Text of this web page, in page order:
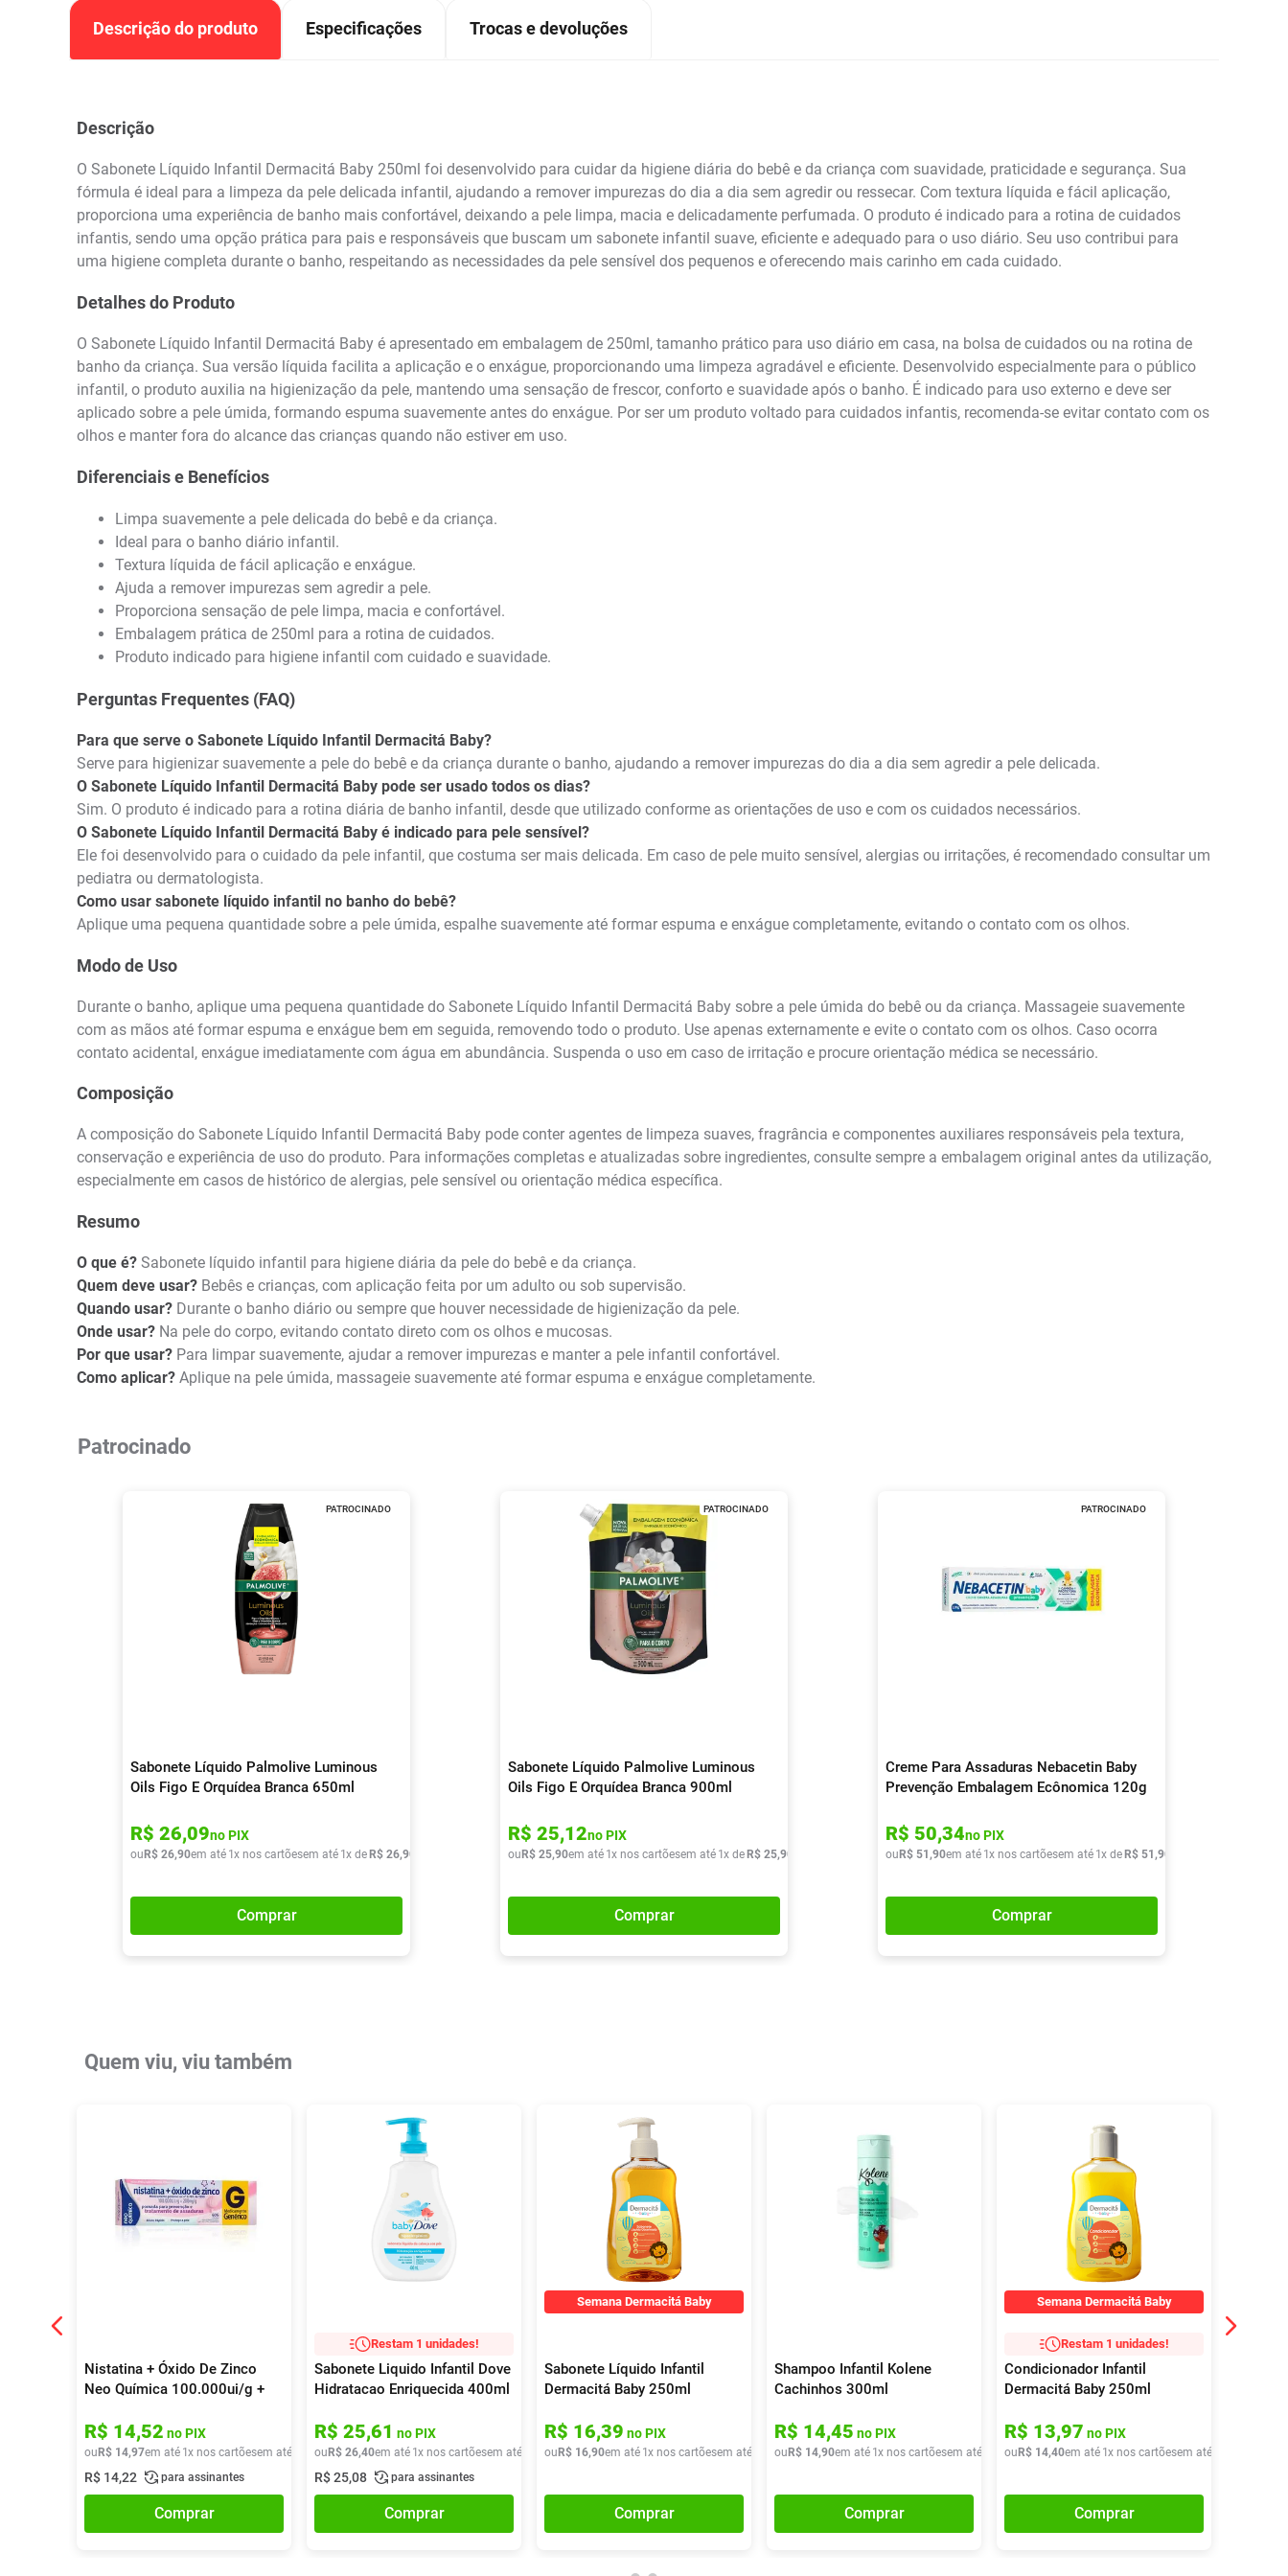
Descrição do produto Especificações Trocas e devoluções
Descrição
O Sabonete Líquido Infantil Dermacitá Baby 250ml foi desenvolvido para cuidar da higiene diária do bebê e da criança com suavidade, praticidade e segurança. Sua
fórmula é ideal para a limpeza da pele delicada infantil, ajudando a remover impurezas do dia a dia sem agredir ou ressecar. Com textura líquida e fácil aplicação,
proporciona uma experiência de banho mais confortável, deixando a pele limpa, macia e delicadamente perfumada. O produto é indicado para a rotina de cuidados
infantis, sendo uma opção prática para pais e responsáveis que buscam um sabonete infantil suave, eficiente e adequado para o uso diário. Seu uso contribui para
uma higiene completa durante o banho, respeitando as necessidades da pele sensível dos pequenos e oferecendo mais carinho em cada cuidado.
Detalhes do Produto
O Sabonete Líquido Infantil Dermacitá Baby é apresentado em embalagem de 250ml, tamanho prático para uso diário em casa, na bolsa de cuidados ou na rotina de
banho da criança. Sua versão líquida facilita a aplicação e o enxágue, proporcionando uma limpeza agradável e eficiente. Desenvolvido especialmente para o público
infantil, o produto auxilia na higienização da pele, mantendo uma sensação de frescor, conforto e suavidade após o banho. É indicado para uso externo e deve ser
aplicado sobre a pele úmida, formando espuma suavemente antes do enxágue. Por ser um produto voltado para cuidados infantis, recomenda-se evitar contato com os
olhos e manter fora do alcance das crianças quando não estiver em uso.
Diferenciais e Benefícios
Limpa suavemente a pele delicada do bebê e da criança.
Ideal para o banho diário infantil.
Textura líquida de fácil aplicação e enxágue.
Ajuda a remover impurezas sem agredir a pele.
Proporciona sensação de pele limpa, macia e confortável.
Embalagem prática de 250ml para a rotina de cuidados.
Produto indicado para higiene infantil com cuidado e suavidade.
Perguntas Frequentes (FAQ)
Para que serve o Sabonete Líquido Infantil Dermacitá Baby?
Serve para higienizar suavemente a pele do bebê e da criança durante o banho, ajudando a remover impurezas do dia a dia sem agredir a pele delicada.
O Sabonete Líquido Infantil Dermacitá Baby pode ser usado todos os dias?
Sim. O produto é indicado para a rotina diária de banho infantil, desde que utilizado conforme as orientações de uso e com os cuidados necessários.
O Sabonete Líquido Infantil Dermacitá Baby é indicado para pele sensível?
Ele foi desenvolvido para o cuidado da pele infantil, que costuma ser mais delicada. Em caso de pele muito sensível, alergias ou irritações, é recomendado consultar um
pediatra ou dermatologista.
Como usar sabonete líquido infantil no banho do bebê?
Aplique uma pequena quantidade sobre a pele úmida, espalhe suavemente até formar espuma e enxágue completamente, evitando o contato com os olhos.
Modo de Uso
Durante o banho, aplique uma pequena quantidade do Sabonete Líquido Infantil Dermacitá Baby sobre a pele úmida do bebê ou da criança. Massageie suavemente
com as mãos até formar espuma e enxágue bem em seguida, removendo todo o produto. Use apenas externamente e evite o contato com os olhos. Caso ocorra
contato acidental, enxágue imediatamente com água em abundância. Suspenda o uso em caso de irritação e procure orientação médica se necessário.
Composição
A composição do Sabonete Líquido Infantil Dermacitá Baby pode conter agentes de limpeza suaves, fragrância e componentes auxiliares responsáveis pela textura,
conservação e experiência de uso do produto. Para informações completas e atualizadas sobre ingredientes, consulte sempre a embalagem original antes da utilização,
especialmente em casos de histórico de alergias, pele sensível ou orientação médica específica.
Resumo
O que é? Sabonete líquido infantil para higiene diária da pele do bebê e da criança.
Quem deve usar? Bebês e crianças, com aplicação feita por um adulto ou sob supervisão.
Quando usar? Durante o banho diário ou sempre que houver necessidade de higienização da pele.
Onde usar? Na pele do corpo, evitando contato direto com os olhos e mucosas.
Por que usar? Para limpar suavemente, ajudar a remover impurezas e manter a pele infantil confortável.
Como aplicar? Aplique na pele úmida, massageie suavemente até formar espuma e enxágue completamente.
Patrocinado
PATROCINADO
Sabonete Líquido Palmolive Luminous
Oils Figo E Orquídea Branca 650ml
R$ 26,09no PIX
ou R$ 26,90em até 1x nos cartõesem até 1x de R$ 26,90
Comprar
PATROCINADO
Sabonete Líquido Palmolive Luminous
Oils Figo E Orquídea Branca 900ml
R$ 25,12no PIX
ou R$ 25,90em até 1x nos cartõesem até 1x de R$ 25,90
Comprar
PATROCINADO
Creme Para Assaduras Nebacetin Baby
Prevenção Embalagem Ecônomica 120g
R$ 50,34no PIX
ou R$ 51 ,90em até 1x nos cartõesem até 1x de R$ 51 ,90
Comprar
Quem viu, viu também
Nistatina + Óxido De Zinco
Neo Química 100.000ui/g +
R$ 14,52 no PIX
ou R$ 14,97em até 1x nos cartõesem até x deR$ 14,97
R$ 14,22 para assinantes
Comprar
Restam 1 unidades!
Sabonete Liquido Infantil Dove
Hidratacao Enriquecida 400ml
R$ 25,61 no PIX
ou R$ 26,40em até 1x nos cartõesem até x deR$ 26,40
R$25,08 para assinantes
Comprar
Semana Dermacitá Baby
Sabonete Líquido Infantil
Dermacitá Baby 250ml
R$ 16,39 no PIX
ou R$ 16,90em até 1x nos cartõesem até x deR$ 16,90
Comprar
Shampoo Infantil Kolene
Cachinhos 300ml
R$ 14,45 no PIX
ou R$ 14,90em até 1x nos cartõesem até x deR$ 14,90
Comprar
Semana Dermacitá Baby
Restam 1 unidades!
Condicionador Infantil
Dermacitá Baby 250ml
R$ 13,97 no PIX
ou R$ 14,40em até 1x nos cartõesem até
Comprar